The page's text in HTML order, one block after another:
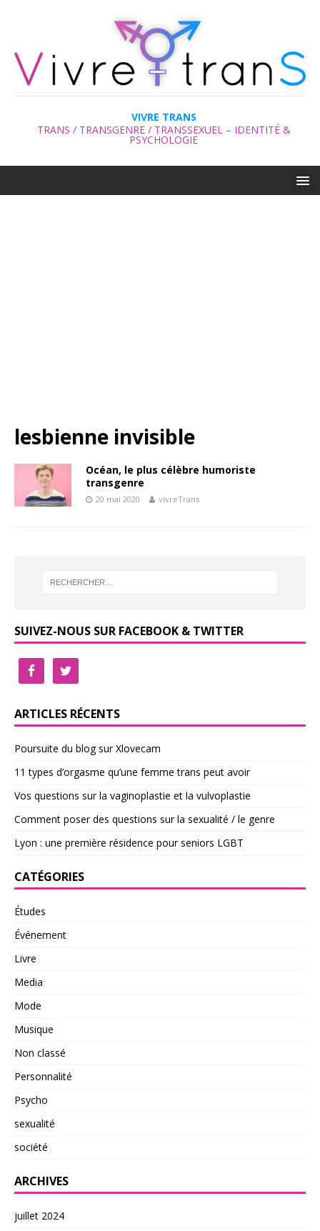
VIVRE TRANS
TRANS / TRANSGENRE / TRANSSEXUEL – IDENTITÉ &
PSYCHOLOGIE
lesbienne invisible
Océan, le plus célèbre humoriste
transgenre
20 mai 2020 vivreTrans
SUIVEZ-NOUS SUR FACEBOOK & TWITTER
ARTICLES RÉCENTS
Poursuite du blog sur Xlovecam
11 types d’orgasme qu’une femme trans peut avoir
Vos questions sur la vaginoplastie et la vulvoplastie
Comment poser des questions sur la sexualité / le genre
Lyon : une première résidence pour seniors LGBT
CATÉGORIES
Études
Événement
Livre
Media
Mode
Musique
Non classé
Personnalité
Psycho
sexualité
société
ARCHIVES
juillet 2024